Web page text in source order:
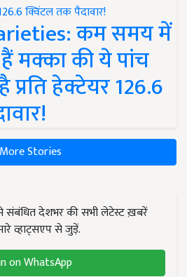
कम समय में
मक्का की ये पांच
प्रति हेक्टेयर 126.6
More Stories
संबंधित देशभर की सभी लेटेस्ट ख़बरें
व्हाट्सएप से जुड़ें.
on WhatsApp